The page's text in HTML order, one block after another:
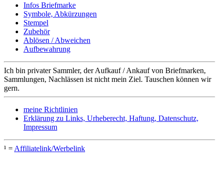
Infos Briefmarke
Symbole, Abkürzungen
Stempel
Zubehör
Ablösen / Abweichen
Aufbewahrung
Ich bin privater Sammler, der Aufkauf / Ankauf von Briefmarken,
Sammlungen, Nachlässen ist nicht mein Ziel. Tauschen können wir
gern.
meine Richtlinien
Erklärung zu Links, Urheberecht, Haftung, Datenschutz,
Impressum
¹ = Affiliatelink/Werbelink